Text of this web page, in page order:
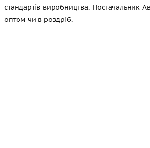
стандартів виробництва. Постачальник
оптом чи в роздріб.